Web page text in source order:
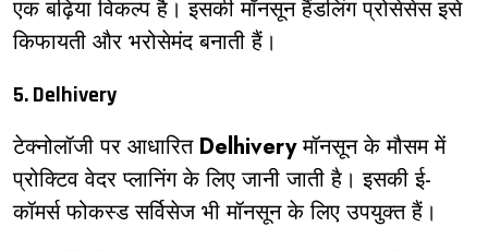
एक बढ़िया विकल्प है। इसकी मॉनसून हैंडलिंग प्रोसेसेस इसे
किफायती और भरोसेमंद बनाती हैं।
5. Delhivery
टेक्नोलॉजी पर आधारित Delhiveryमॉनसून के मौसम में
प्रोक्टिव वेदर प्लानिंग के लिए जानी जाती है। इसकी ई-
कॉमर्स फोकस्ड सर्विसेज भी मॉनसून के लिए उपयुक्त हैं।